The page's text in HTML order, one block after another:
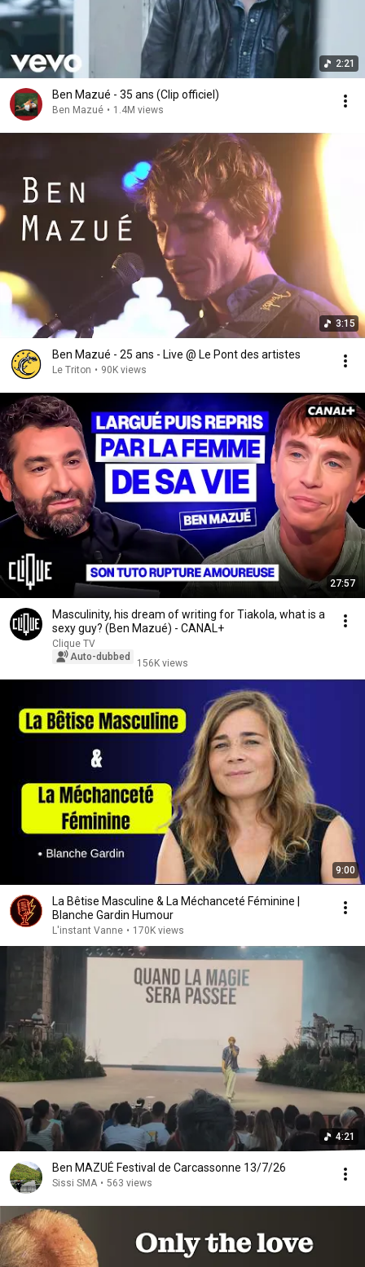
2:21
Ben Mazué - 35 ans (Clip officiel)
Ben Mazué • 1.4M views
3:15
Ben Mazué - 25 ans - Live @ Le Pont des artistes
Le Triton • 90K views
27:57
Masculinity, his dream of writing for Tiakola, what is a
sexy guy? (Ben Mazué) - CANAL+
Clique TV
Auto-dubbed
156K views
9:00
La Bêtise Masculine & La Méchanceté Féminine |
Blanche Gardin Humour
L'instant Vanne • 170K views
4:21
Ben MAZUÉ Festival de Carcassonne 13/7/26
Sissi SMA • 563 views